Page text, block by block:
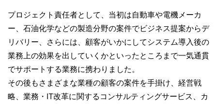
プロジェクト責任者として、当初は自動車や電機メーカ
ー、石油化学などの製造分野の案件でビジネス提案からデ
リバリー、さらには、顧客がいかにしてシステム導入後の
業務上の効果を出していくかといったところまで一気通貫
でサポートする業務に携わりました。
その後もさまざまな業種の顧客の案件を手掛け、経営戦
略、業務・IT改革に関するコンサルティングサービス、カ